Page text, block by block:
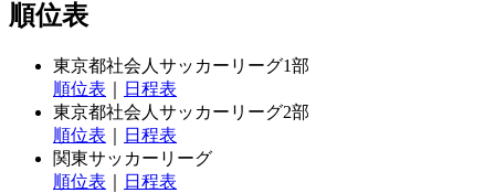
順位表
東京都社会人サッカーリーグ1部
順位表
日程表
東京都社会人サッカーリーグ2部
順位表
日程表
関東サッカーリーグ
順位表
日程表